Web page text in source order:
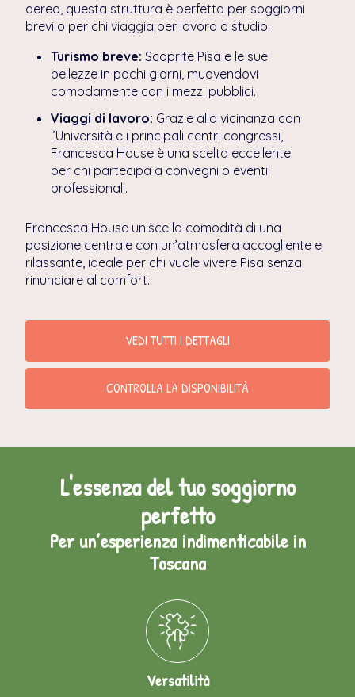
aereo, questa struttura è perfetta per soggiorni
brevi o per chi viaggia per lavoro o studio.
Turismo breve: Scoprite Pisa e le sue
bellezze in pochi giorni, muovendovi
comodamente con i mezzi pubblici.
Viaggi di lavoro: Grazie alla vicinanza con
l’Università e i principali centri congressi,
Francesca House è una scelta eccellente
per chi partecipa a convegni o eventi
professionali.
Francesca House unisce la comodità di una
posizione centrale con un’atmosfera accogliente e
rilassante, ideale per chi vuole vivere Pisa senza
rinunciare al comfort.
VEDI TUTTI I DETTAGLI
CONTROLLA LA DISPONIBILITÀ
L'essenza del tuo soggiorno
perfetto
Per un’esperienza indimenticabile in
Toscana
Versatilità